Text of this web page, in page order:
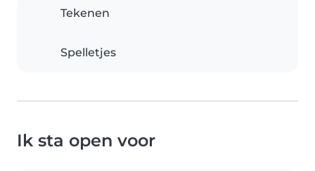
Tekenen
Spelletjes
Ik sta open voor